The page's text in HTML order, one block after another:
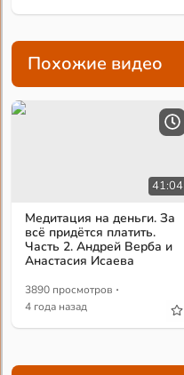
Похожие видео
41:04
Медитация на деньги. За
всё придётся платить.
Часть 2. Андрей Верба и
Анастасия Исаева
3890 просмотров ·
4 года назад